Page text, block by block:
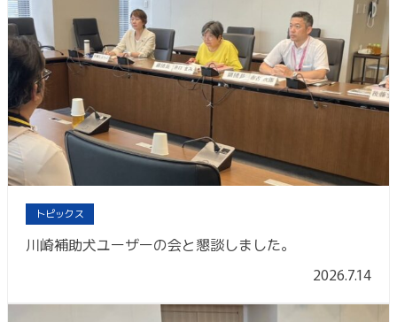
トピックス
川崎補助犬ユーザーの会と懇談しました。
2026.7.14